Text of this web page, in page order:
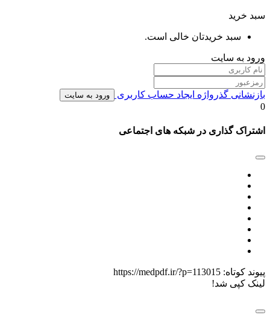
سبد خرید
سبد خریدتان خالی است.
ورود به سایت
بازنشانی گذرواژه ایجاد حساب کاربری ورود به سایت
0
اشتراک گذاری در شبکه های اجتماعی
پیوند کوتاه: https://medpdf.ir/?p=113015
لینک کپی شد!